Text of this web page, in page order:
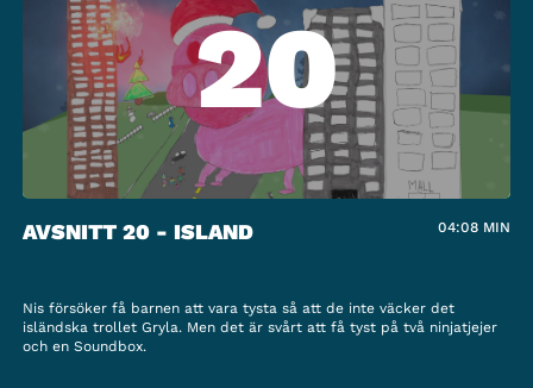
20
AVSNITT 20 - ISLAND 04:08 MIN
Nis försöker få barnen att vara tysta så att de inte väcker det
isländska trollet Gryla. Men det är svårt att få tyst på två ninjatjejer
och en Soundbox.